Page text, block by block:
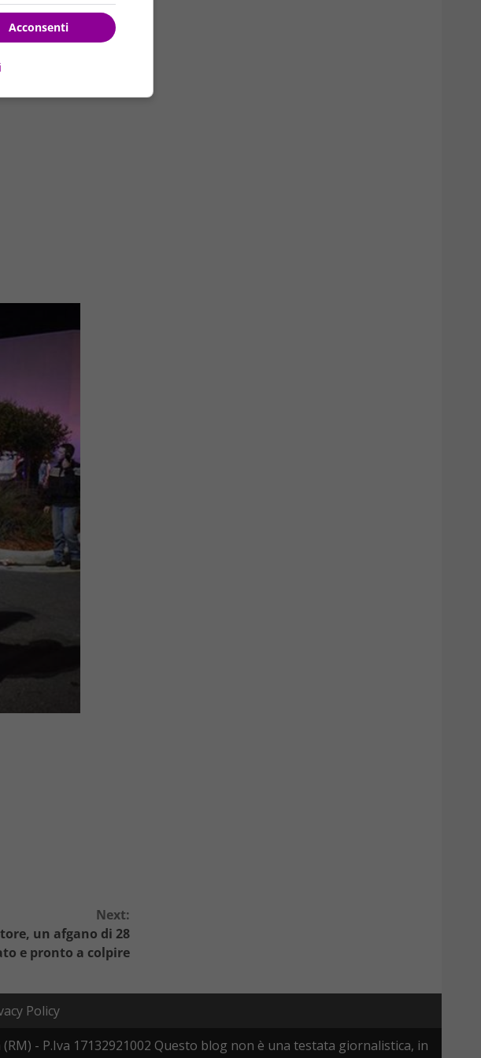
comunità,Adan
High School
e poi
Next:
un afgano di 28
e pronto a colpire
Policy
- P.Iva 17132921002 Questo blog non è una testata giornalistica, in
Acconsenti